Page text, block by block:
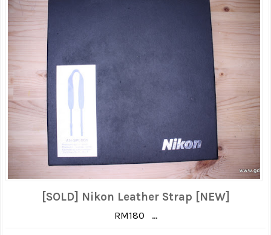
[SOLD] Nikon Leather Strap [NEW]
RM180 ...